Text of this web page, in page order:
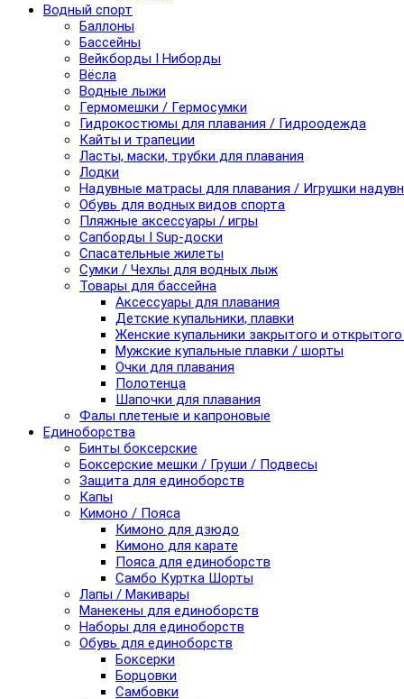
Водный спорт
Баллоны
Бассейны
Вейкборды I Ниборды
Вёсла
Водные лыжи
Гермомешки / Гермосумки
Гидрокостюмы для плавания / Гидроодежда
Кайты и трапеции
Ласты, маски, трубки для плавания
Лодки
Надувные матрасы для плавания / Игрушки
Обувь для водных видов спорта
Пляжные аксессуары / игры
Сапборды I Sup-доски
Спасательные жилеты
Сумки / Чехлы для водных лыж
Товары для бассейна
Аксессуары для плавания
Детские купальники, плавки
Женские купальники закрытого и
Мужские купальные плавки / шорты
Очки для плавания
Полотенца
Шапочки для плавания
Фалы плетеные и капроновые
Единоборства
Бинты боксерские
Боксерские мешки / Груши / Подвесы
Защита для единоборств
Капы
Кимоно / Пояса
Кимоно для дзюдо
Кимоно для карате
Пояса для единоборств
Самбо Куртка Шорты
Лапы / Макивары
Манекены для единоборств
Наборы для единоборств
Обувь для единоборств
Боксерки
Борцовки
Самбовки